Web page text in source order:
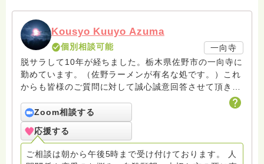
Kousyo Kuuyo Azuma
個別相談可能
一向寺
脱サラして10年が経ちました。栃木県佐野市の一向寺に
勤めています。（佐野ラーメンが有名な処です。）これ
からも皆様のご質問に対して誠心誠意回答させて頂きた
いと存じます。まだまだ修行中の身ですので至らぬ点あ
ろうかとは存じますが共に精進して参りましょうね。お
寺にもお気軽に遊びに来てください。
Zoom相談する
応援する
ご相談は朝から午後5時まで受け付けております。 人